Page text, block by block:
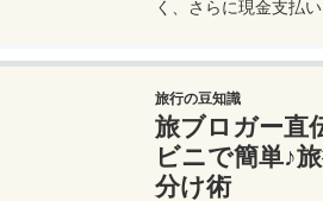
く、さらに現金支払
舞われることもあるの
旅行の豆知識
旅ブロガー直
ビニで簡単♪
分け術